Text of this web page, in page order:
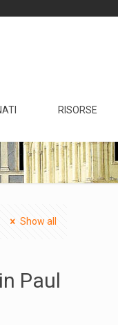
RISORSE
Show all
Paul